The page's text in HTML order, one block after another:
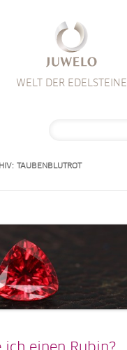
WELT DER EDELSTEINE
TAUBENBLUTROT